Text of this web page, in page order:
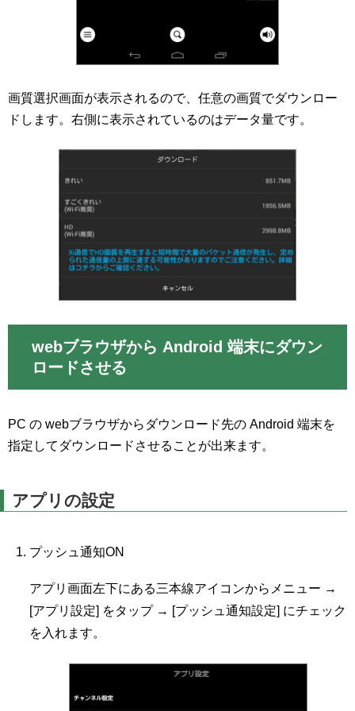
画質選択画面が表示されるので、任意の画質でダウンロー
ドします。右側に表示されているのはデータ量です。
webブラウザから Android 端末にダウン
ロードさせる
PC の webブラウザからダウンロード先の Android 端末を
指定してダウンロードさせることが出来ます。
アプリの設定
プッシュ通知ON
アプリ画面左下にある三本線アイコンからメニュー →
[アプリ設定] をタップ → [プッシュ通知設定] にチェック
を入れます。